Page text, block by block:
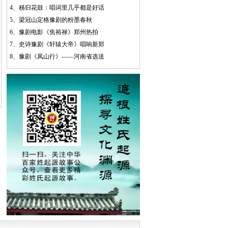
4、 秭归花鼓：唱词里几乎都是好话
5、 梁冠山定格豫剧的粉墨春秋
6、 豫剧电影《焦裕禄》郑州热拍
7、 史诗豫剧《轩辕大帝》唱响新郑
8、 豫剧《凤山行》——河南省选送